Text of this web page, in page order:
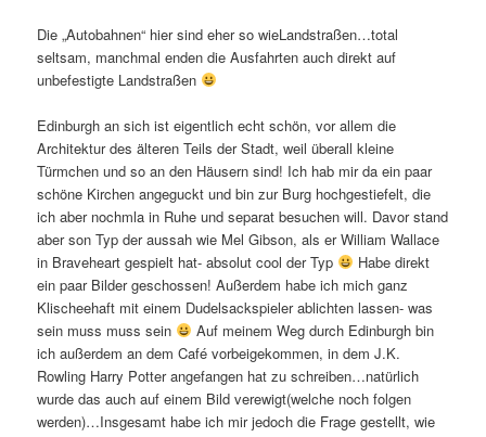
Die „Autobahnen“ hier sind eher so wieLandstraßen…total
seltsam, manchmal enden die Ausfahrten auch direkt auf
unbefestigte Landstraßen
Edinburgh an sich ist eigentlich echt schön, vor allem die
Architektur des älteren Teils der Stadt, weil überall kleine
Türmchen und so an den Häusern sind! Ich hab mir da ein paar
schöne Kirchen angeguckt und bin zur Burg hochgestiefelt, die
ich aber nochmla in Ruhe und separat besuchen will. Davor stand
aber son Typ der aussah wie Mel Gibson, als er William Wallace
in Braveheart gespielt hat- absolut cool der Typ
Habe direkt
ein paar Bilder geschossen! Außerdem habe ich mich ganz
Klischeehaft mit einem Dudelsackspieler ablichten lassen- was
sein muss muss sein
Auf meinem Weg durch Edinburgh bin
ich außerdem an dem Café vorbeigekommen, in dem J.K.
Rowling Harry Potter angefangen hat zu schreiben…natürlich
wurde das auch auf einem Bild verewigt(welche noch folgen
werden)…Insgesamt habe ich mir jedoch die Frage gestellt, wie